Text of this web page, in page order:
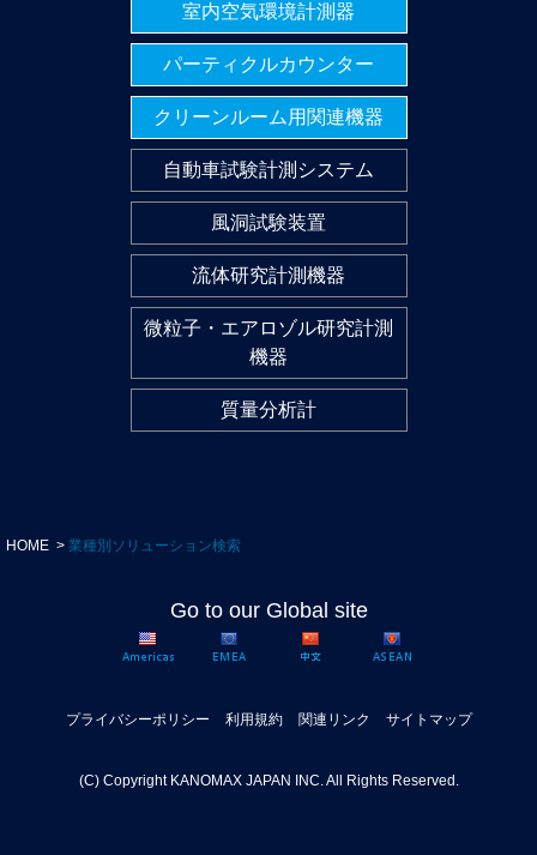
室内空気環境計測器
パーティクルカウンター
クリーンルーム用関連機器
自動車試験計測システム
風洞試験装置
流体研究計測機器
微粒子・エアロゾル研究計測
機器
質量分析計
HOME 業種別ソリューション検索
Go to our Global site
プライバシーポリシー 利用規約 関連リンク サイトマップ
(C) Copyright KANOMAX JAPAN INC. All Rights Reserved.